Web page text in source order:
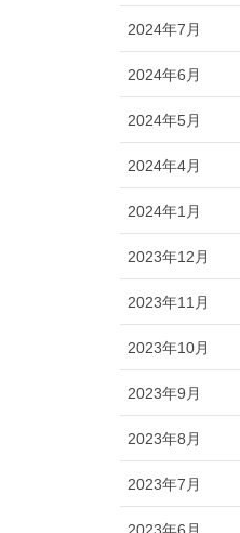
2024年7月
2024年6月
2024年5月
2024年4月
2024年1月
2023年12月
2023年11月
2023年10月
2023年9月
2023年8月
2023年7月